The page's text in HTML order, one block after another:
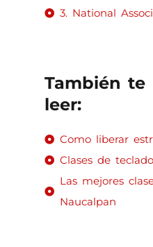
3. National
También te
leer:
Como liberar
Clases de
Las mejores
Naucalpan